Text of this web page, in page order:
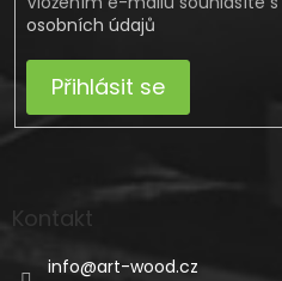
osobních údajů
Přihlásit se
Kontakt
info@art-wood.cz